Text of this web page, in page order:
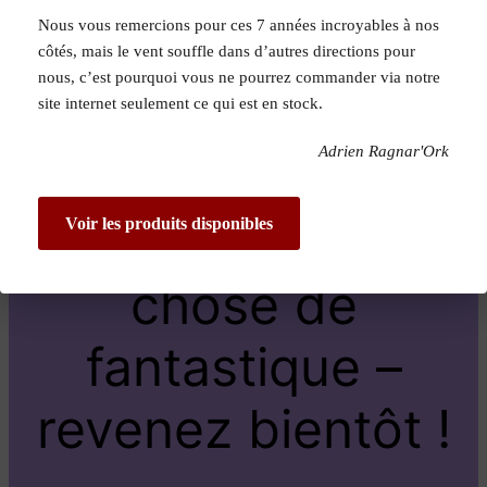
Pardon pour le
dérangement !
Nous travaillons
sur quelque
chose de
fantastique –
revenez bientôt !
Nous vous remercions pour ces 7 années incroyables à nos
côtés, mais le vent souffle dans d’autres directions pour
nous, c’est pourquoi vous ne pourrez commander via notre
site internet seulement ce qui est en stock.
Adrien Ragnar'Ork
Voir les produits disponibles